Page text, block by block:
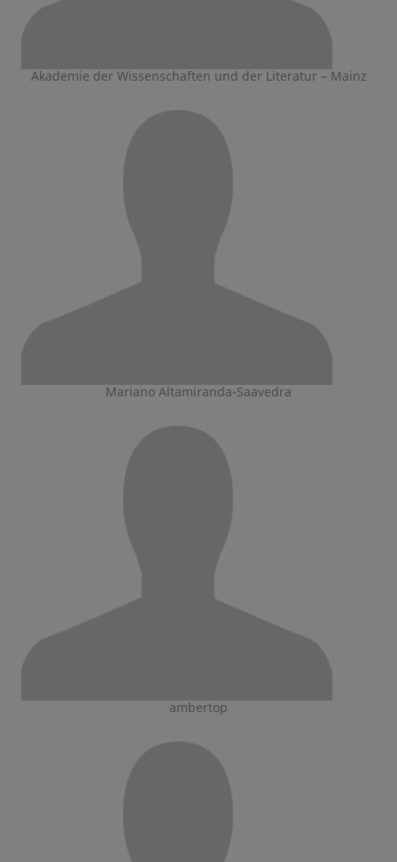
Akademie der Wissenschaften und der Literatur – Mainz
Mariano Altamiranda-Saavedra
ambertop